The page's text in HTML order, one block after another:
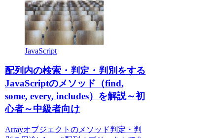
JavaScript
配列内の検索・判定・判別をする
JavaScriptのメソッド（find,
some, every, includes）を解説～初
心者～中級者向け
Arrayオブジェクトのメソッド判定・判